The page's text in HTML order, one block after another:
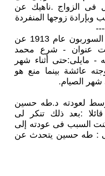
فى الزواج .ناهيك عن
وبإرادة زوجها المنفردة
منصور فهمى قدم رسالة فى السوربون عام 1913 عن
عنوان - شرع محمد
- مايلى:حتى أثناء شهر
عائشة بينما منع هو
شهر الصيام.
لعودته د.طه حسين
:بعد ذلك تنكر لى
السبب فى عودته إلى
: طه حسين يتحدث عن